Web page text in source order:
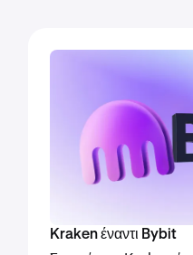
Kraken έναντι Bybit